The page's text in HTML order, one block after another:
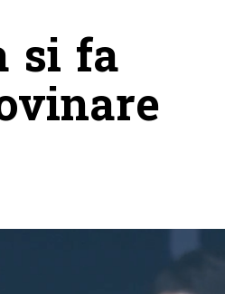
si fa